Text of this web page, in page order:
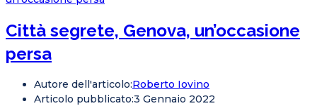
Città segrete, Genova, un’occasione
persa
Autore dell'articolo:Roberto Iovino
Articolo pubblicato:3 Gennaio 2022